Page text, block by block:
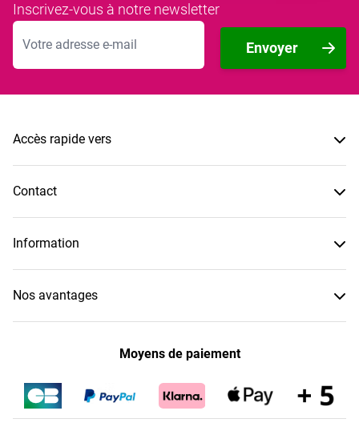
Inscrivez-vous à notre newsletter
Adresse mail
Envoyer
Accès rapide vers
Contact
Information
Nos avantages
Moyens de paiement